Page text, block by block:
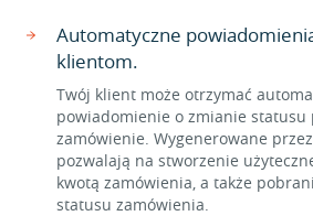
Automatyczne
klientom.
Twój klient może otrzymać
powiadomienie o zmianie statusu
zamówienie. Wygenerowane
pozwalają na stworzenie
kwotą zamówienia, a także
statusu zamówienia.